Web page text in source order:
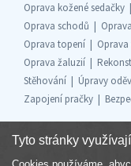
Oprava kožené sedačky
Oprava schodů
Oprava topení
Oprava žaluzií
Stěhování
Úpravy
Zapojení pračky
Tyto stránky